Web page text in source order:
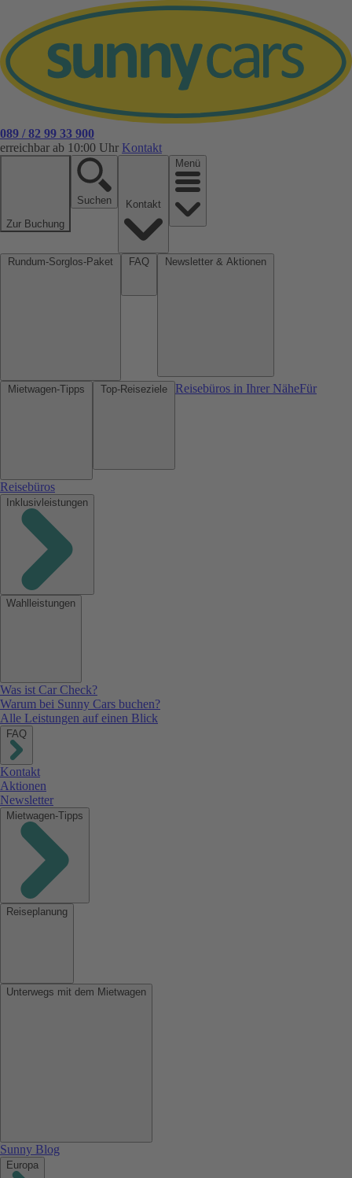
089 / 82 99 33 900
erreichbar ab 10:00 Uhr Kontakt
Zur Buchung
Suchen
Menü
Reisebüros in Ihrer NäheFür
Reisebüros
Inklusivleistungen
Wahlleistungen
Was ist Car Check?
Warum bei Sunny Cars buchen?
Alle Leistungen auf einen Blick
FAQ
Kontakt
Aktionen
Newsletter
Mietwagen-Tipps
Reiseplanung
Unterwegs mit dem Mietwagen
Sunny Blog
Europa